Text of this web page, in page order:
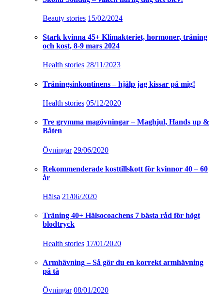
Beauty stories 15/02/2024
Stark kvinna 45+ Klimakteriet, hormoner, träning
och kost, 8-9 mars 2024
Health stories 28/11/2023
Träningsinkontinens – hjälp jag kissar på mig!
Health stories 05/12/2020
Tre grymma magövningar – Maghjul, Hands up &
Båten
Övningar 29/06/2020
Rekommenderade kosttillskott för kvinnor 40 – 60
år
Hälsa 21/06/2020
Träning 40+ Hälsocoachens 7 bästa råd för högt
blodtryck
Health stories 17/01/2020
Armhävning – Så gör du en korrekt armhävning
på tå
Övningar 08/01/2020